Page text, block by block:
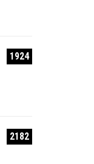
1924
2182